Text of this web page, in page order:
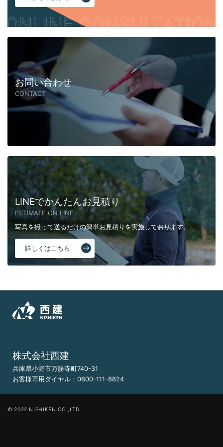
お問い合わせ
CONTACT
LINEでかんたんお見積り
ESTIMATE ON LINE
写真を撮って送るだけの簡単お見積りを実施しております。
詳しくはこちら
株式会社西建
兵庫県小野市万勝寺町740-31
お客様専用ダイヤル： 0800-111-8824
© 2022 NISHIKEN CO.,LTD.